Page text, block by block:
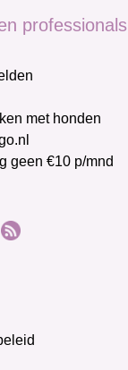
professionals
met honden
geen €10 p/mnd